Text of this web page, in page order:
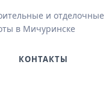
и отделочные
в Мичуринске
КОНТАКТЫ